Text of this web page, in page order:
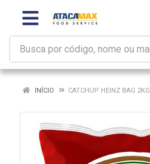
INÍCIO CATCHUP HEINZ BAG 2KG